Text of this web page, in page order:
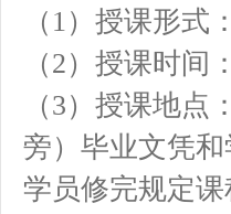
（1）授课形
（2）授课时
（3）授课地
旁）毕业文凭
学员修完规定